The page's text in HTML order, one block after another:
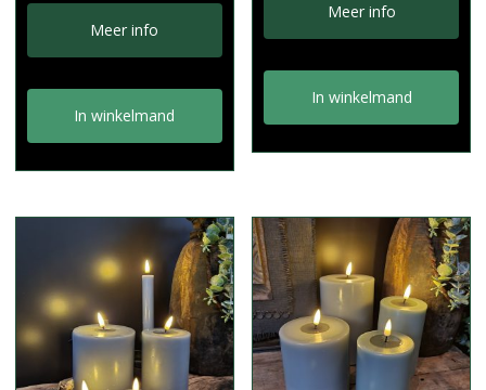
Meer info
In winkelmand
Meer info
In winkelmand